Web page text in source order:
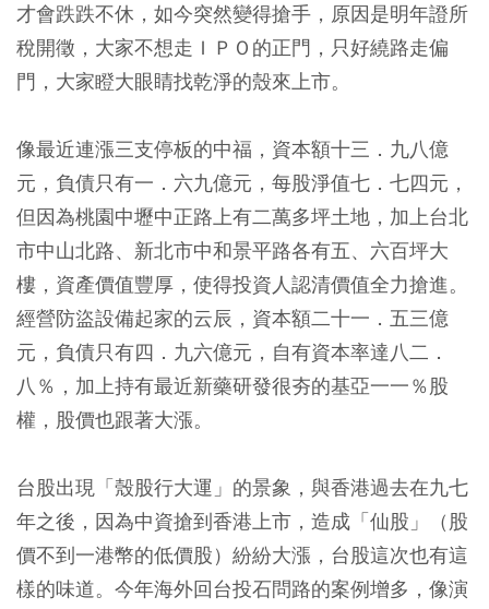
才會跌跌不休，如今突然變得搶手，原因是明年證所
稅開徵，大家不想走ＩＰＯ的正門，只好繞路走偏
門，大家瞪大眼睛找乾淨的殼來上市。
像最近連漲三支停板的中福，資本額十三．九八億
元，負債只有一．六九億元，每股淨值七．七四元，
但因為桃園中壢中正路上有二萬多坪土地，加上台北
市中山北路、新北市中和景平路各有五、六百坪大
樓，資產價值豐厚，使得投資人認清價值全力搶進。
經營防盜設備起家的云辰，資本額二十一．五三億
元，負債只有四．九六億元，自有資本率達八二．
八％，加上持有最近新藥研發很夯的基亞一一％股
權，股價也跟著大漲。
台股出現「殼股行大運」的景象，與香港過去在九七
年之後，因為中資搶到香港上市，造成「仙股」（股
價不到一港幣的低價股）紛紛大漲，台股這次也有這
樣的味道。今年海外回台投石問路的案例增多，像演